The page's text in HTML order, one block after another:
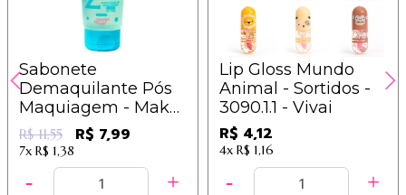
Sabonete
Demaquilante Pós
Maquiagem - Make
Out - Dermachem
R$ 11,55 R$ 7,99
7x R$ 1,38
Lip Gloss Mundo
Animal - Sortidos -
3090.1.1 - Vivai
R$ 4,12
4x R$ 1,16